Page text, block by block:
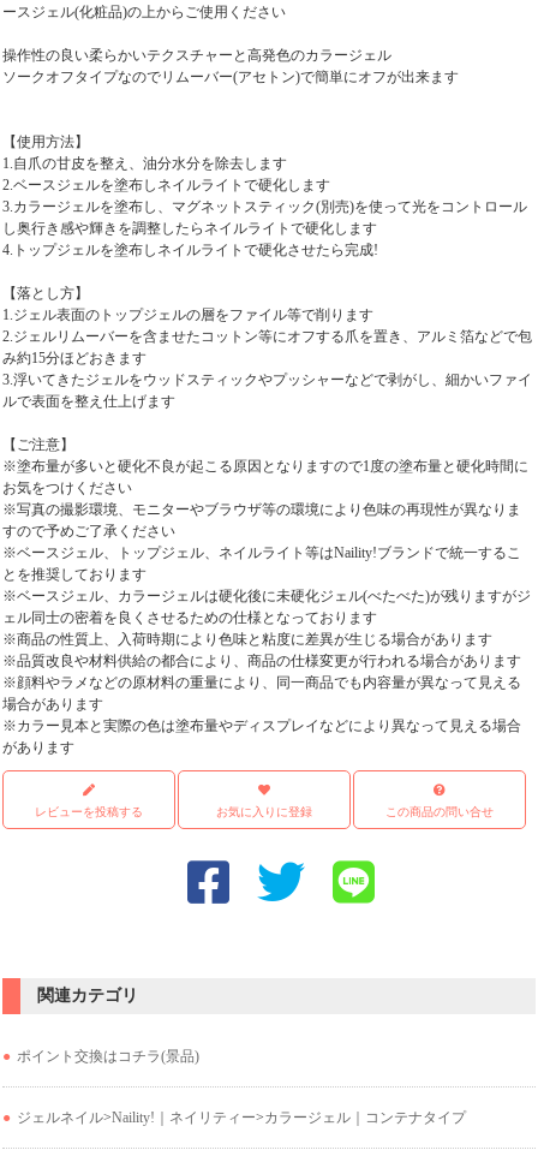
ースジェル(化粧品)の上からご使用ください
操作性の良い柔らかいテクスチャーと高発色のカラージェル
ソークオフタイプなのでリムーバー(アセトン)で簡単にオフが出来ます
【使用方法】
1.自爪の甘皮を整え、油分水分を除去します
2.ベースジェルを塗布しネイルライトで硬化します
3.カラージェルを塗布し、マグネットスティック(別売)を使って光をコントロール
し奥行き感や輝きを調整したらネイルライトで硬化します
4.トップジェルを塗布しネイルライトで硬化させたら完成!
【落とし方】
1.ジェル表面のトップジェルの層をファイル等で削ります
2.ジェルリムーバーを含ませたコットン等にオフする爪を置き、アルミ箔などで包
み約15分ほどおきます
3.浮いてきたジェルをウッドスティックやプッシャーなどで剥がし、細かいファイ
ルで表面を整え仕上げます
【ご注意】
※塗布量が多いと硬化不良が起こる原因となりますので1度の塗布量と硬化時間に
お気をつけください
※写真の撮影環境、モニターやブラウザ等の環境により色味の再現性が異なりま
すので予めご了承ください
※ベースジェル、トップジェル、ネイルライト等はNaility!ブランドで統一するこ
とを推奨しております
※ベースジェル、カラージェルは硬化後に未硬化ジェル(べたべた)が残りますがジ
ェル同士の密着を良くさせるための仕様となっております
※商品の性質上、入荷時期により色味と粘度に差異が生じる場合があります
※品質改良や材料供給の都合により、商品の仕様変更が行われる場合があります
※顔料やラメなどの原材料の重量により、同一商品でも内容量が異なって見える
場合があります
※カラー見本と実際の色は塗布量やディスプレイなどにより異なって見える場合
があります
レビューを投稿する お気に入りに登録 この商品の問い合せ
関連カテゴリ
ポイント交換はコチラ(景品)
ジェルネイル>Naility!｜ネイリティー>カラージェル｜コンテナタイプ